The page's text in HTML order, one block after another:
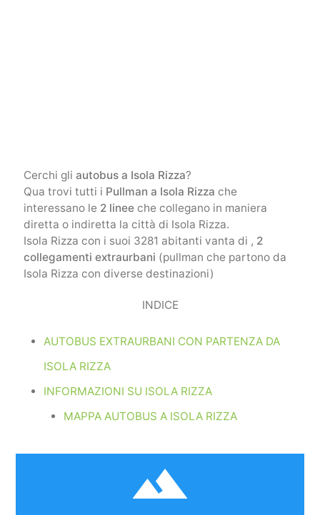
Cerchi gli autobus a Isola Rizza?
Qua trovi tutti i Pullman a Isola Rizza che
interessano le 2 lineeche collegano in maniera
diretta o indiretta la città di Isola Rizza.
Isola Rizza con i suoi 3281 abitanti vanta di , 2
collegamenti extraurbani (pullman che partono da
Isola Rizza con diverse destinazioni)
INDICE
AUTOBUS EXTRAURBANI CON PARTENZA DA
ISOLA RIZZA
INFORMAZIONI SU ISOLA RIZZA
MAPPA AUTOBUS A ISOLA RIZZA
filter_hdr